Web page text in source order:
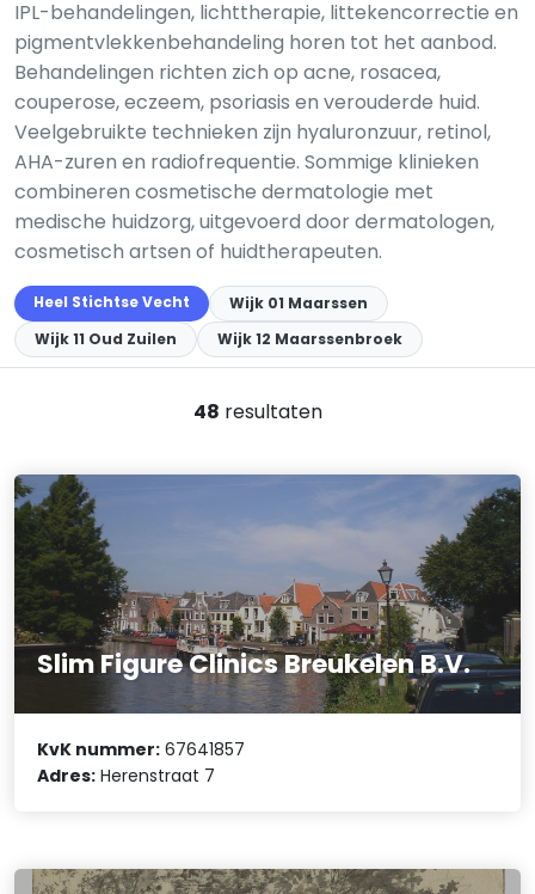
IPL-behandelingen, lichttherapie, littekencorrectie en
pigmentvlekkenbehandeling horen tot het aanbod.
Behandelingen richten zich op acne, rosacea,
couperose, eczeem, psoriasis en verouderde huid.
Veelgebruikte technieken zijn hyaluronzuur, retinol,
AHA-zuren en radiofrequentie. Sommige klinieken
combineren cosmetische dermatologie met
medische huidzorg, uitgevoerd door dermatologen,
cosmetisch artsen of huidtherapeuten.
Heel Stichtse Vecht
Wijk 01 Maarssen
Wijk 11 Oud Zuilen
Wijk 12 Maarssenbroek
48 resultaten
Slim Figure Clinics Breukelen B.V.
KvK nummer: 67641857
Adres: Herenstraat 7